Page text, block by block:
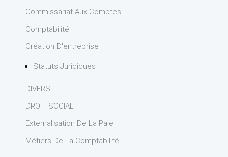
Commissariat Aux Comptes
Comptabilité
Création D'entreprise
Statuts Juridiques
DIVERS
DROIT SOCIAL
Externalisation De La Paie
Métiers De La Comptabilité